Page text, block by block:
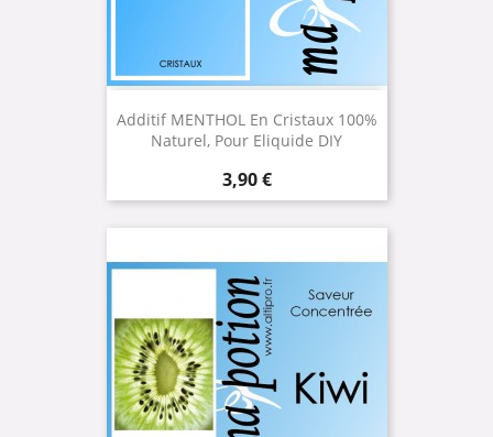
Additif MENTHOL En Cristaux 100%
Naturel, Pour Eliquide DIY
Prix
3,90 €